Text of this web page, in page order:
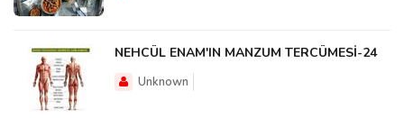
NEHCÜL ENAM'IN MANZUM TERCÜMESİ-24
Unknown